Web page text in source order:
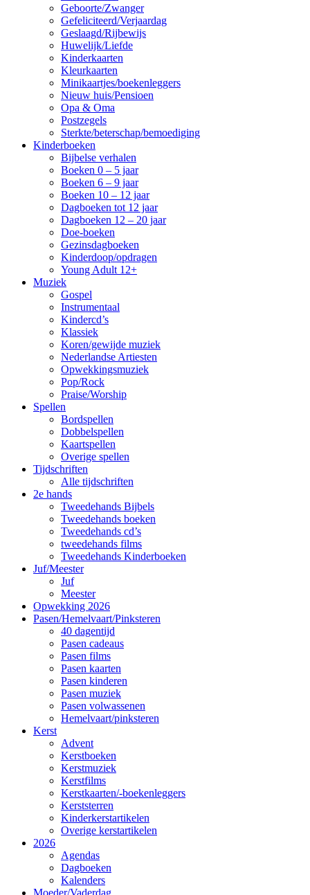
Geboorte/Zwanger
Gefeliciteerd/Verjaardag
Geslaagd/Rijbewijs
Huwelijk/Liefde
Kinderkaarten
Kleurkaarten
Minikaartjes/boekenleggers
Nieuw huis/Pensioen
Opa & Oma
Postzegels
Sterkte/beterschap/bemoediging
Kinderboeken
Bijbelse verhalen
Boeken 0 – 5 jaar
Boeken 6 – 9 jaar
Boeken 10 – 12 jaar
Dagboeken tot 12 jaar
Dagboeken 12 – 20 jaar
Doe-boeken
Gezinsdagboeken
Kinderdoop/opdragen
Young Adult 12+
Muziek
Gospel
Instrumentaal
Kindercd’s
Klassiek
Koren/gewijde muziek
Nederlandse Artiesten
Opwekkingsmuziek
Pop/Rock
Praise/Worship
Spellen
Bordspellen
Dobbelspellen
Kaartspellen
Overige spellen
Tijdschriften
Alle tijdschriften
2e hands
Tweedehands Bijbels
Tweedehands boeken
Tweedehands cd’s
tweedehands films
Tweedehands Kinderboeken
Juf/Meester
Juf
Meester
Opwekking 2026
Pasen/Hemelvaart/Pinksteren
40 dagentijd
Pasen cadeaus
Pasen films
Pasen kaarten
Pasen kinderen
Pasen muziek
Pasen volwassenen
Hemelvaart/pinksteren
Kerst
Advent
Kerstboeken
Kerstmuziek
Kerstfilms
Kerstkaarten/-boekenleggers
Kerststerren
Kinderkerstartikelen
Overige kerstartikelen
2026
Agendas
Dagboeken
Kalenders
Moeder/Vaderdag